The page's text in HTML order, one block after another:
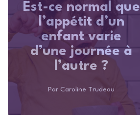
Est-ce normal que
l’appétit d’un
enfant varie
d’une journée à
l’autre ?
Par Caroline Trudeau